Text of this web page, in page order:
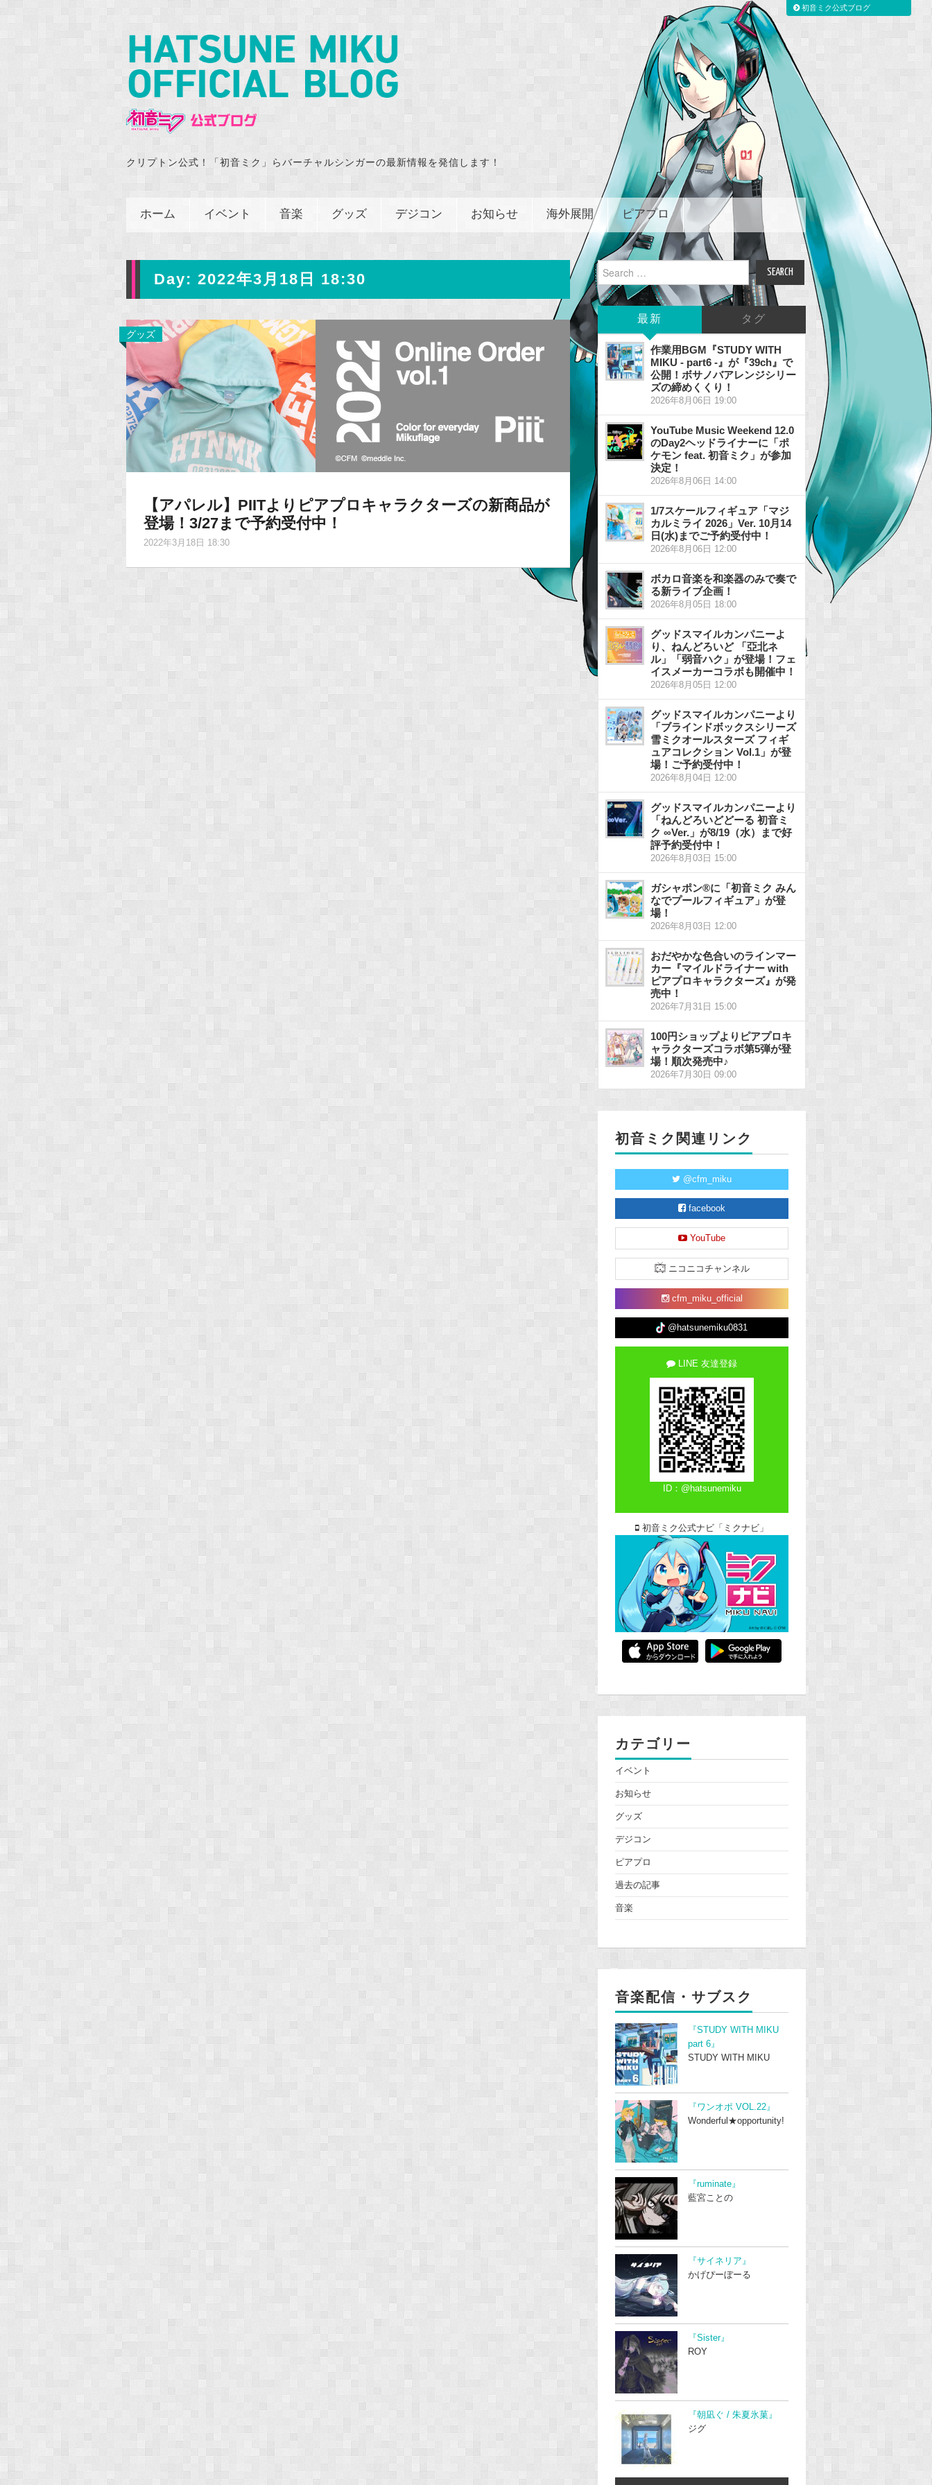
クリプトン公式！「初音ミク」らバーチャルシンガーの最新情報を発信します！
ホーム イベント 音楽 グッズ デジコン お知らせ 海外展開 ピアプロ
Day: 2022年3月18日 18:30
グッズ
【アパレル】PIITよりピアプロキャラクターズの新商品が
登場！3/27まで予約受付中！
2022年3月18日 18:30
Search
for:
最新 タグ
作業用BGM『STUDY WITH
MIKU - part6 -』が『39ch』で
公開！ボサノバアレンジシリー
ズの締めくくり！
2026年8月06日 19:00
YouTube Music Weekend 12.0
のDay2ヘッドライナーに「ポ
ケモン feat. 初音ミク」が参加
決定！
2026年8月06日 14:00
1/7スケールフィギュア「マジ
カルミライ 2026」Ver. 10月14
日(水)までご予約受付中！
2026年8月06日 12:00
ボカロ音楽を和楽器のみで奏で
る新ライブ企画！
2026年8月05日 18:00
グッドスマイルカンパニーよ
り、ねんどろいど 「亞北ネ
ル」「弱音ハク」が登場！フェ
イスメーカーコラボも開催中！
2026年8月05日 12:00
グッドスマイルカンパニーより
「ブラインドボックスシリーズ
雪ミクオールスターズ フィギ
ュアコレクション Vol.1」が登
場！ご予約受付中！
2026年8月04日 12:00
グッドスマイルカンパニーより
「ねんどろいどどーる 初音ミ
ク ∞Ver.」が8/19（水）まで好
評予約受付中！
2026年8月03日 15:00
ガシャポン®に「初音ミク みん
なでプールフィギュア」が登
場！
2026年8月03日 12:00
おだやかな色合いのラインマー
カー『マイルドライナー with
ピアプロキャラクターズ』が発
売中！
2026年7月31日 15:00
100円ショップよりピアプロキ
ャラクターズコラボ第5弾が登
場！順次発売中♪
2026年7月30日 09:00
初音ミク関連リンク
@cfm_miku
facebook
YouTube
ニコニコチャンネル
cfm_miku_official
@hatsunemiku0831
LINE 友達登録
ID：@hatsunemiku
初音ミク公式ナビ「ミクナビ」
カテゴリー
イベント
お知らせ
グッズ
デジコン
ピアプロ
過去の記事
音楽
音楽配信・サブスク
『STUDY WITH MIKU
part 6』
STUDY WITH MIKU
『ワンオポ VOL.22』
Wonderful★opportunity!
『ruminate』
藍宮ことの
『サイネリア』
かげぴーぼーる
『Sister』
ROY
『朝凪ぐ / 朱夏氷菓』
ジグ
初音ミク公式ブログ